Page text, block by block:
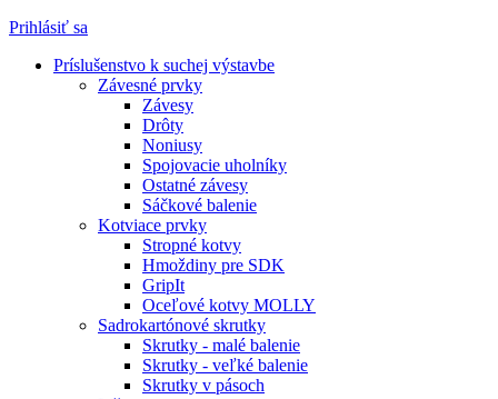
Prihlásiť sa
Príslušenstvo k suchej výstavbe
Závesné prvky
Závesy
Drôty
Noniusy
Spojovacie uholníky
Ostatné závesy
Sáčkové balenie
Kotviace prvky
Stropné kotvy
Hmoždiny pre SDK
GripIt
Oceľové kotvy MOLLY
Sadrokartónové skrutky
Skrutky - malé balenie
Skrutky - veľké balenie
Skrutky v pásoch